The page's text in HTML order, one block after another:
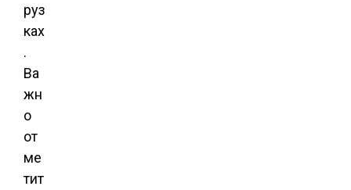
руз
ках
.
Ва
жн
о
от
ме
тит